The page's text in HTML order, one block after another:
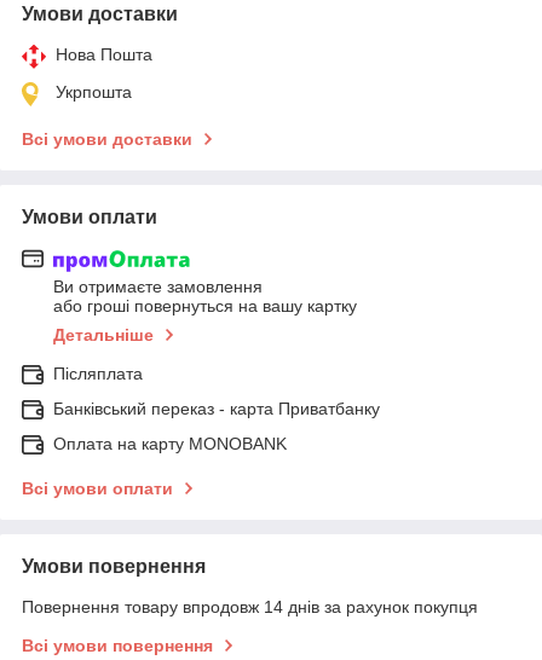
Умови доставки
Нова Пошта
Укрпошта
Всі умови доставки
Умови оплати
Ви отримаєте замовлення
або гроші повернуться на вашу картку
Детальніше
Післяплата
Банківський переказ - карта Приватбанку
Оплата на карту MONOBANK
Всі умови оплати
Умови повернення
Повернення товару впродовж 14 днів за рахунок покупця
Всі умови повернення